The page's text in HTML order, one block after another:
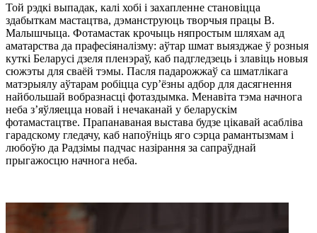
Той рэдкі выпадак, калі хобі і захапленне становіцца
здабыткам мастацтва, дэманструюць творчыя працы В.
Малышчыца. Фотамастак крочыць няпростым шляхам ад
аматарства да прафесіяналізму: аўтар шмат выязджае ў розныя
куткі Беларусі дзеля пленэраў, каб падгледзець і злавіць новыя
сюжэты для сваёй тэмы. Пасля падарожжаў са шматлікага
матэрыялу аўтарам робіцца сур’ёзны адбор для дасягнення
найбольшай вобразнасці фотаздымка. Менавіта тэма начнога
неба з’яўляецца новай і нечаканай у беларускім
фотамастацтве. Прапанаваная выстава будзе цікавай асабліва
гарадскому гледачу, каб напоўніць яго сэрца рамантызмам і
любоўю да Радзімы падчас назірання за сапраўднай
прыгажосцю начнога неба.